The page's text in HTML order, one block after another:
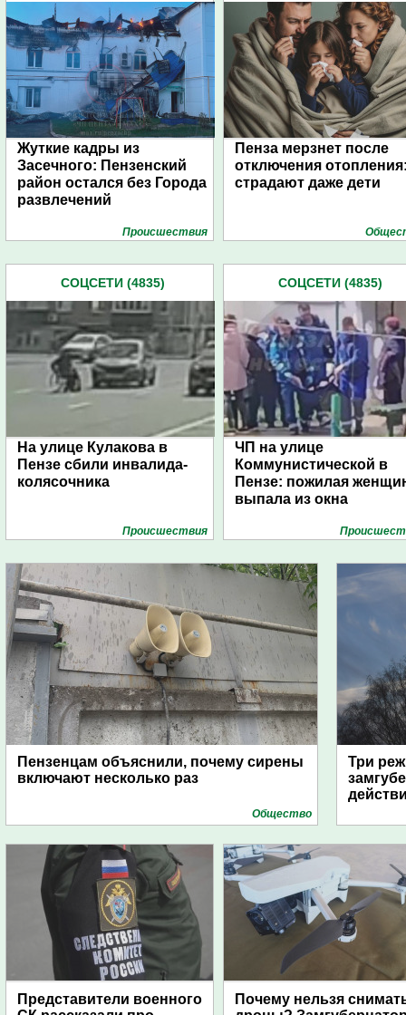
Жуткие кадры из
Засечного: Пензенский
район остался без Города
развлечений
Проиcшествия
Пенза мерзнет после
отключения
страдают даже дети
СОЦСЕТИ (4835)
На улице Кулакова в
Пензе сбили инвалида-
колясочника
Проиcшествия
СОЦСЕТИ (4835)
ЧП на улице
Коммунистической в
Пензе: пожилая
выпала из окна
Пензенцам объяснили, почему сирены
включают несколько раз
Общество
Три
Представители военного
Почему нельзя